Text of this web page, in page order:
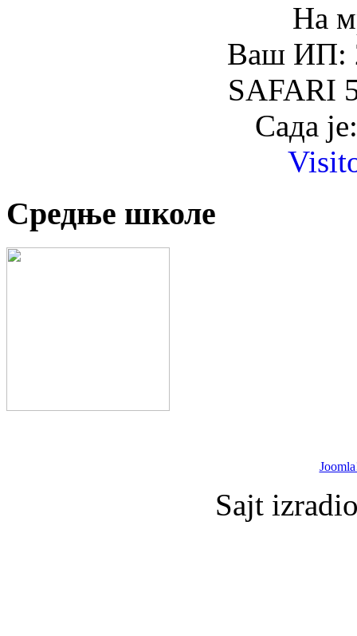
На
Ваш ИП:
SAFARI
Сада
Средње школе
Sajt